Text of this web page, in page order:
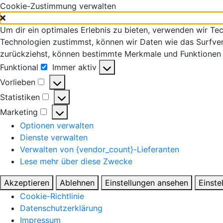
Cookie-Zustimmung verwalten
Um dir ein optimales Erlebnis zu bieten, verwenden wir
Technologien zustimmst, können wir Daten wie das
zurückziehst, können bestimmte Merkmale und
Funktional
Funktional
Immer aktiv
Vorlieben
Vorlieben
Statistiken
Statistiken
Marketing
Marketing
Optionen verwalten
Dienste verwalten
Verwalten von {vendor_count}-Lieferanten
Lese mehr über diese Zwecke
Akzeptieren Ablehnen Einstellungen ansehen
Cookie-Richtlinie
Datenschutzerklärung
Impressum